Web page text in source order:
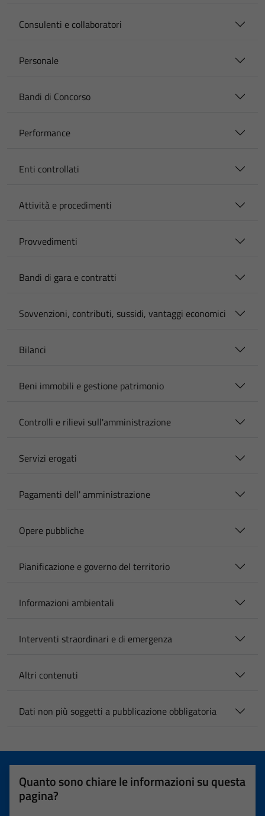
Consulenti e collaboratori
Personale
Bandi di Concorso
Performance
Enti controllati
Attività e procedimenti
Provvedimenti
Bandi di gara e contratti
Sovvenzioni, contributi, sussidi, vantaggi economici
Bilanci
Beni immobili e gestione patrimonio
Controlli e rilievi sull'amministrazione
Servizi erogati
Pagamenti dell' amministrazione
Opere pubbliche
Pianificazione e governo del territorio
Informazioni ambientali
Interventi straordinari e di emergenza
Altri contenuti
Dati non più soggetti a pubblicazione obbligatoria
Quanto sono chiare le informazioni su questa
pagina?